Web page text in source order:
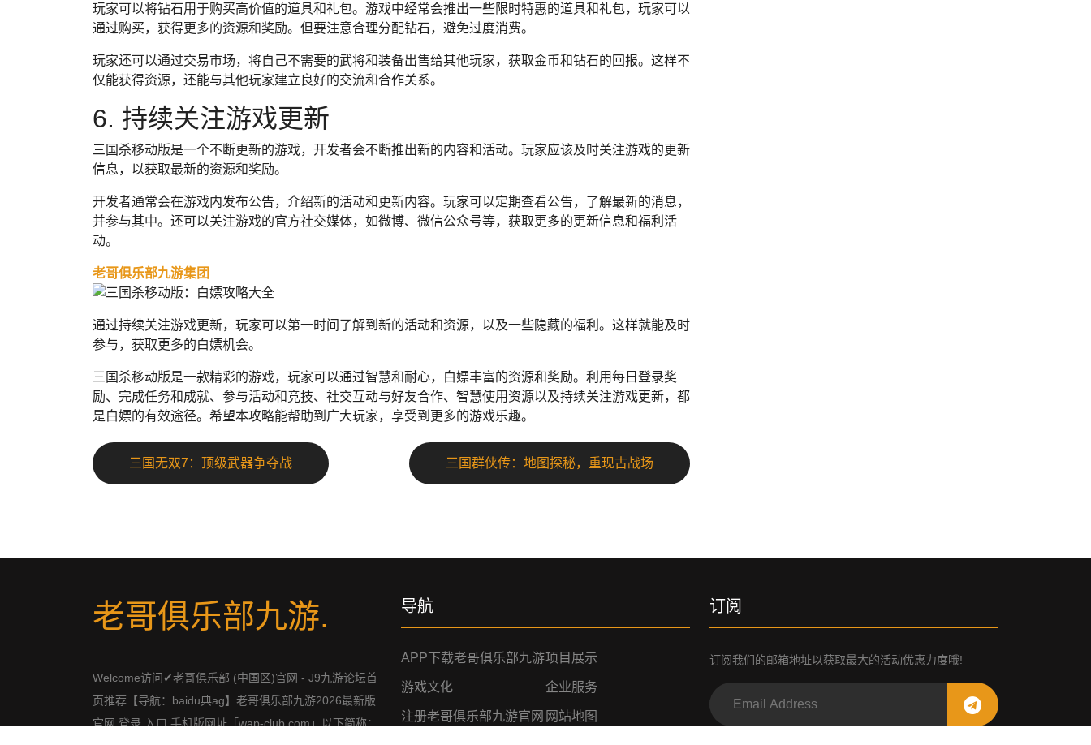
玩家可以将钻石用于购买高价值的道具和礼包。游戏中经常会推出一些限时特惠的道具和礼包，玩家可以
通过购买，获得更多的资源和奖励。但要注意合理分配钻石，避免过度消费。
玩家还可以通过交易市场，将自己不需要的武将和装备出售给其他玩家，获取金币和钻石的回报。这样不
仅能获得资源，还能与其他玩家建立良好的交流和合作关系。
6. 持续关注游戏更新
三国杀移动版是一个不断更新的游戏，开发者会不断推出新的内容和活动。玩家应该及时关注游戏的更新
信息，以获取最新的资源和奖励。
开发者通常会在游戏内发布公告，介绍新的活动和更新内容。玩家可以定期查看公告，了解最新的消息，
并参与其中。还可以关注游戏的官方社交媒体，如微博、微信公众号等，获取更多的更新信息和福利活
动。
老哥俱乐部九游集团
通过持续关注游戏更新，玩家可以第一时间了解到新的活动和资源，以及一些隐藏的福利。这样就能及时
参与，获取更多的白嫖机会。
三国杀移动版是一款精彩的游戏，玩家可以通过智慧和耐心，白嫖丰富的资源和奖励。利用每日登录奖
励、完成任务和成就、参与活动和竞技、社交互动与好友合作、智慧使用资源以及持续关注游戏更新，都
是白嫖的有效途径。希望本攻略能帮助到广大玩家，享受到更多的游戏乐趣。
三国无双7：顶级武器争夺战 三国群侠传：地图探秘，重现古战场
老哥俱乐部九游.
Welcome访问✔老哥俱乐部 (中国区)官网 - J9九游论坛首
页推荐【导航：baidu典ag】老哥俱乐部九游2026最新版
官网,登录,入口,手机版网址「wap-club.com」以下简称：
导航
APP下载老哥俱乐部九游项目展示
游戏文化 企业服务
注册老哥俱乐部九游官网 网站地图
订阅
订阅我们的邮箱地址以获取最大的活动优惠力度哦!